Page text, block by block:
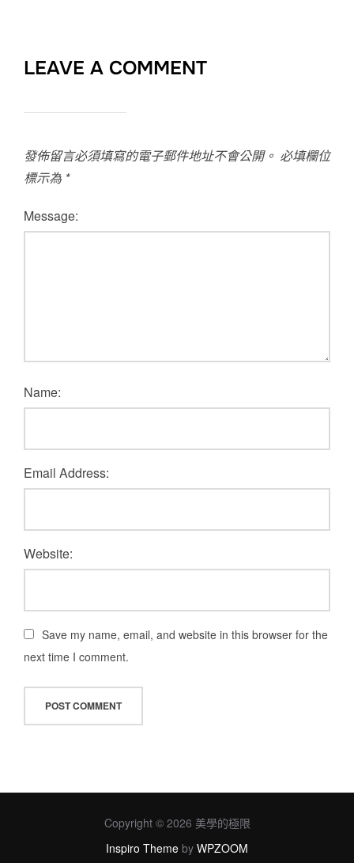
LEAVE A COMMENT
發佈留言必須填寫的電子郵件地址不會公開。 必填欄位
標示為 *
Message:
Name:
Email Address:
Website:
Save my name, email, and website in this browser for the
next time I comment.
Copyright © 2026 美學的極限
Inspiro Theme by WPZOOM